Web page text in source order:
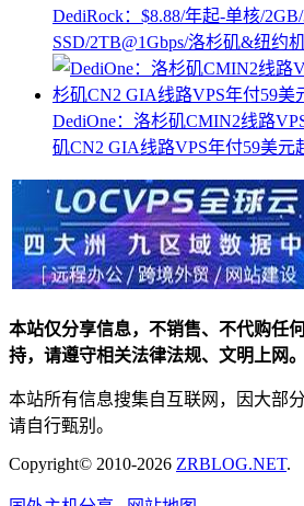
DediRock：$8.88/年起-单核/
SSD/2TB@1Gbps/洛杉矶&纽约
DediOne：洛杉矶CMIN2线路
矶CN2 GIA线路VPS年付59美元
本站仅分享信息，不销售、不代购任
持，请遵守相关法律法规、文明上网。
本站所有信息搜集自互联网，因大部
请自行甄别。
Copyright© 2010-2026 ZRBLOG.NET.